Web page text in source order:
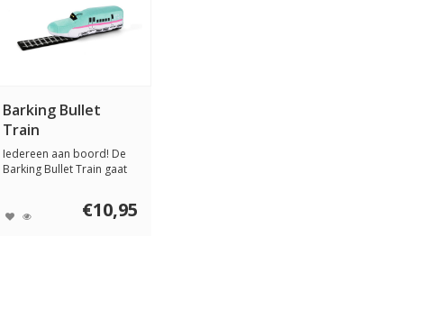
Barking Bullet
Train
Iedereen aan boord! De
Barking Bullet Train gaat
€10,95